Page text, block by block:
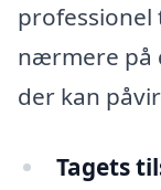
professionel
nærmere på
der kan
Tagets